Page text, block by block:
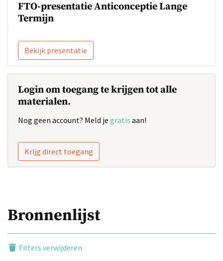
FTO-presentatie Anticonceptie Lange
Termijn
Bekijk presentatie
Login om toegang te krijgen tot alle
materialen.
Nog geen account? Meld je gratis aan!
Krijg direct toegang
Bronnenlijst
Filters verwijderen